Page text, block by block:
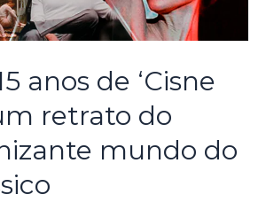
anos de ‘Cisne
retrato do
mundo do